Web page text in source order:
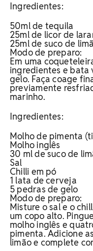
Ingredientes:
50ml de tequila
25ml de licor de
25ml de suco de
Modo de preparo:
Em uma
ingredientes e bata
gelo. Faça coage
previamente
marinho.
Ingredientes:
Molho de pimenta
Molho inglês
30 ml de suco de
Sal
Chilli em pó
1 lata de cerveja
5 pedras de gelo
Modo de preparo:
Misture o sal e o
um copo alto.
molho inglês e
pimenta. Adicione
limão e complete